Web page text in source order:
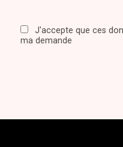
J'accepte que ces
ma demande